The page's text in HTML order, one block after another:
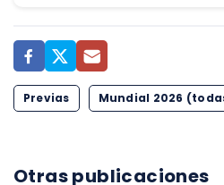
Previas Mundial 2026
Otras publicaciones